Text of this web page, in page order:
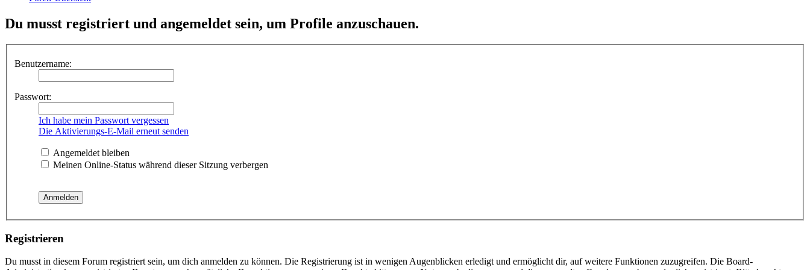
Du musst registriert und angemeldet sein, um Profile anzuschauen.
Benutzername:
Passwort:
Ich habe mein Passwort vergessen
Die Aktivierungs-E-Mail erneut senden
Angemeldet bleiben
Meinen Online-Status während dieser Sitzung verbergen
Registrieren
Du musst in diesem Forum registriert sein, um dich anmelden zu können. Die Registrierung ist in wenigen Augenblicken erledigt und ermöglicht dir, auf weitere Funktionen zuzugreifen. Die Board-